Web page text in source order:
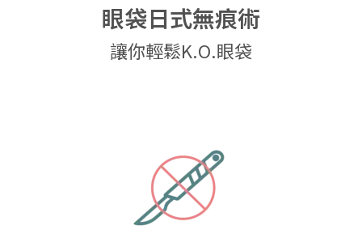
眼袋日式無痕術
讓你輕鬆K.O.眼袋